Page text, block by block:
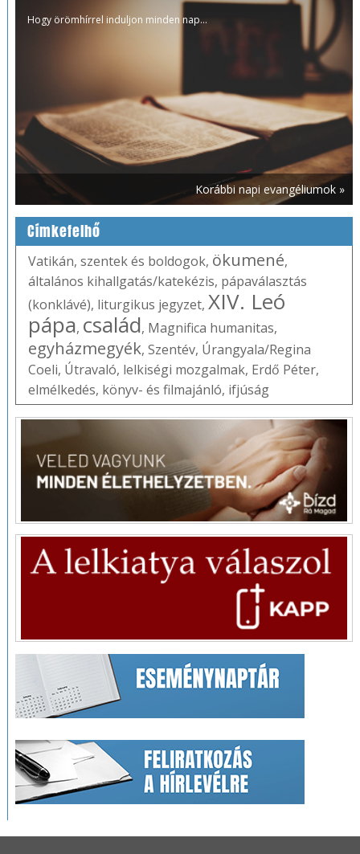
Hogy örömhírrel induljon minden nap...
Korábbi napi evangéliumok »
Címkefelhő
Vatikán, szentek és boldogok, ökumené,
általános kihallgatás/katekézis, pápaválasztás
(konklávé), liturgikus jegyzet, XIV. Leó
pápa, család, Magnifica humanitas,
egyházmegyék, Szentév, Úrangyala/Regina
Coeli, Útravaló, lelkiségi mozgalmak, Erdő Péter,
elmélkedés, könyv- és filmajánló, ifjúság